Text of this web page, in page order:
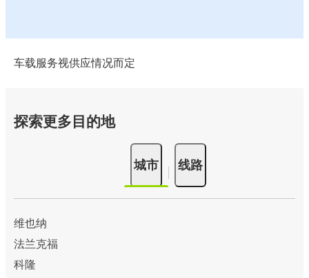
车载服务视供应情况而定
探索更多目的地
城市 线路
维也纳
法兰克福
科隆